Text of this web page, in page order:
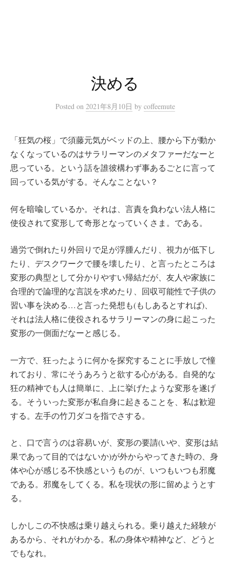
決める
Posted on 2021年8月10日 by coffeemute
「狂気の桜」で須藤元気がベッドの上、腰から下が動か
なくなっているのはサラリーマンのメタファーだなーと
思っている。という話を誰彼構わず事あるごとに言って
回っている気がする。そんなことない？
何を暗喩しているか。それは、言責を負わない法人格に
使役されて変形して奇形となっていくさま。である。
過労で倒れたり外回りで足が浮腫んだり、視力が低下し
たり、デスクワークで腰を壊したり、と言ったところは
変形の典型として分かりやすい帰結だが、友人や家族に
合理的で論理的な言説を求めたり、回収可能性で子供の
習い事を決める…と言った発想も(もしあるとすれば)、
それは法人格に使役されるサラリーマンの身に起こった
変形の一側面だなーと感じる。
一方で、狂ったように何かを探究することに手放しで憧
れており、常にそうあろうと欲する心がある。自発的な
狂の精神でも人は簡単に、上に挙げたような変形を遂げ
る。そういった変形が私自身に起きることを、私は歓迎
する。左手の竹刀ダコを指でさする。
と、口で言うのは容易いが、変形の要請(いや、変形は結
果であって目的ではないか)が外からやってきた時の、身
体や心が感じる不快感というものが、いつもいつも邪魔
である。邪魔をしてくる。私を現状の形に留めようとす
る。
しかしこの不快感は乗り越えられる。乗り越えた経験が
あるから、それがわかる。私の身体や精神など、どうと
でもなれ。